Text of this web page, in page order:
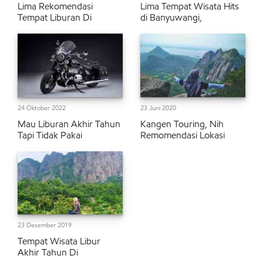
Lima Rekomendasi
Tempat Liburan Di
Lima Tempat Wisata Hits
di Banyuwangi,
24 Oktober 2022
Mau Liburan Akhir Tahun
Tapi Tidak Pakai
23 Juni 2020
Kangen Touring, Nih
Remomendasi Lokasi
23 Desember 2019
Tempat Wisata Libur
Akhir Tahun Di